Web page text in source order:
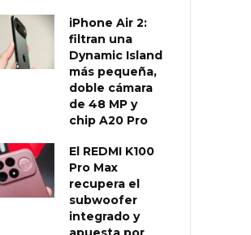
iPhone Air 2:
filtran una
Dynamic Island
más pequeña,
doble cámara
de 48 MP y
chip A20 Pro
El REDMI K100
Pro Max
recupera el
subwoofer
integrado y